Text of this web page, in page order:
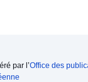
par l’Office des